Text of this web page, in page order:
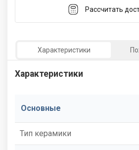
Рассчитать
Характеристики
Характеристики
Основные
Тип керамики